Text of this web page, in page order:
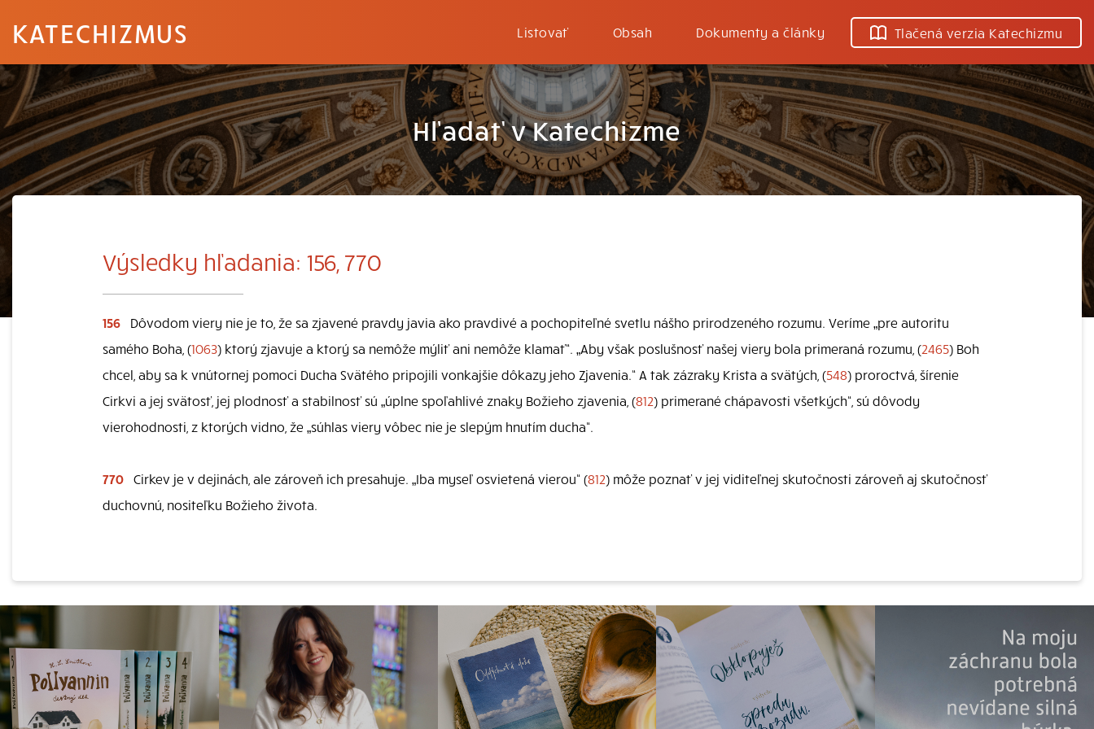
KATECHIZMUS Listovať Obsah Dokumenty a články Tlačená verzia Katechizmu
Hľadať v Katechizme
Výsledky hľadania: 156, 770
156
Dôvodom viery nie je to, že sa zjavené pravdy javia ako pravdivé a pochopiteľné svetlu nášho prirodzeného rozumu. Veríme „pre autoritu
samého Boha, (1063) ktorý zjavuje a ktorý sa nemôže mýliť ani nemôže klamať“. „Aby však poslušnosť našej viery bola primeraná rozumu, (2465) Boh
chcel, aby sa k vnútornej pomoci Ducha Svätého pripojili vonkajšie dôkazy jeho Zjavenia.“ A tak zázraky Krista a svätých, (548) proroctvá, šírenie
Cirkvi a jej svätosť, jej plodnosť a stabilnosť sú „úplne spoľahlivé znaky Božieho zjavenia, (812) primerané chápavosti všetkých“, sú dôvody
vierohodnosti, z ktorých vidno, že „súhlas viery vôbec nie je slepým hnutím ducha“.
770 Cirkev je v dejinách, ale zároveň ich presahuje. „Iba myseľ osvietená vierou“ (812) môže poznať v jej viditeľnej skutočnosti zároveň aj skutočnosť
duchovnú, nositeľku Božieho života.